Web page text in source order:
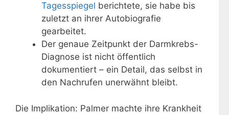
Tagesspiegel berichtete, sie habe bis
zuletzt an ihrer Autobiografie
gearbeitet.
Der genaue Zeitpunkt der Darmkrebs-
Diagnose ist nicht öffentlich
dokumentiert – ein Detail, das selbst in
den Nachrufen unerwähnt bleibt.
Die Implikation: Palmer machte ihre Krankheit